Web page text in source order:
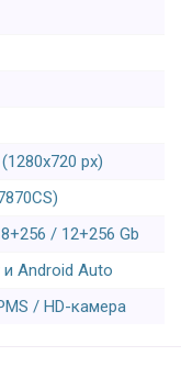
px)
/ 12+256 Gb
и Android Auto
/ HD-камера